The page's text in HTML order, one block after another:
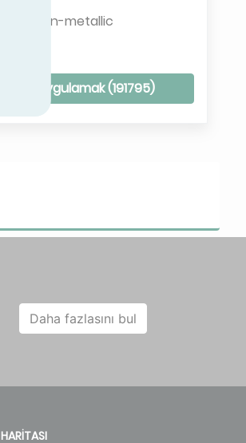
non-metallic
Uygulamak (191795)
Daha fazlasını bul